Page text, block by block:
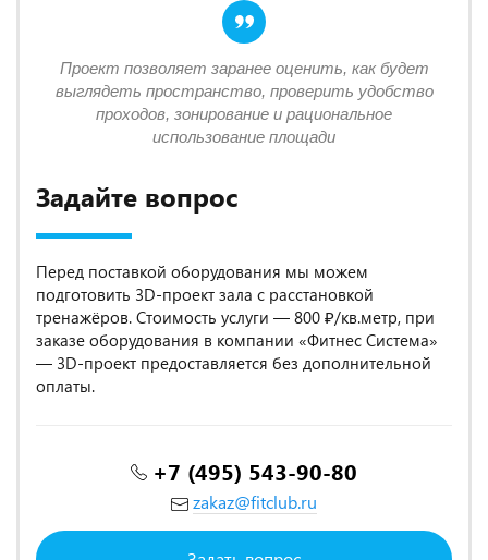
Задайте вопрос
Перед поставкой оборудования мы можем
подготовить 3D-проект зала с расстановкой
тренажёров. Стоимость услуги — 800 ₽/кв.метр, при
заказе оборудования в компании «Фитнес Система»
— 3D-проект предоставляется без дополнительной
оплаты.
+7 (495) 543-90-80
zakaz@fitclub.ru
Проект позволяет заранее оценить, как будет
выглядеть пространство, проверить удобство
проходов, зонирование и рациональное
использование площади